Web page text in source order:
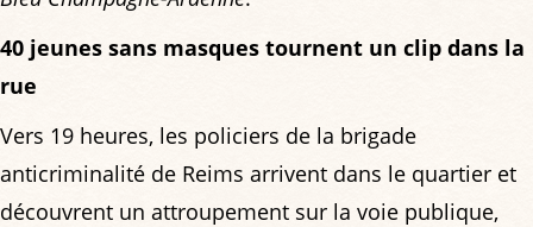
40 jeunes sans masques tournent un clip dans la
rue
Vers 19 heures, les policiers de la brigade
anticriminalité de Reims arrivent dans le quartier et
découvrent un attroupement sur la voie publique,